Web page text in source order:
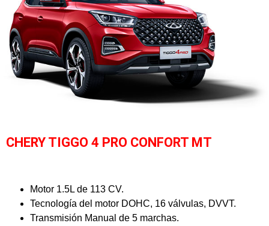
CHERY TIGGO 4 PRO CONFORT MT
Motor 1.5L de 113 CV.
Tecnología del motor DOHC, 16 válvulas, DVVT.
Transmisión Manual de 5 marchas.